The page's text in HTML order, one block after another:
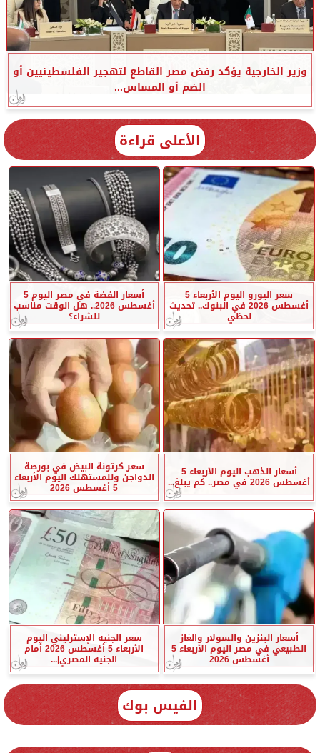
وزير الخارجية يؤكد رفض مصر القاطع لتهجير الفلسطينيين أو
الضم أو المساس...
الأعلى قراءة
سعر اليورو اليوم الأربعاء 5
أغسطس 2026 في البنوك.. تحديث
لحظي
أسعار الفضة في مصر اليوم 5
أغسطس 2026.. هل الوقت مناسب
للشراء؟
أسعار الذهب اليوم الأربعاء 5
أغسطس 2026 في مصر.. كم يبلغ...
سعر كرتونة البيض في بورصة
الدواجن وللمستهلك اليوم الأربعاء
5 أغسطس 2026
أسعار البنزين والسولار والغاز
الطبيعي في مصر اليوم الأربعاء 5
أغسطس 2026
سعر الجنيه الإسترليني اليوم
الأربعاء 5 أغسطس 2026 أمام
الجنيه المصري|...
الفيس بوك